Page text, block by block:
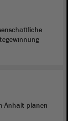
Anhalt planen